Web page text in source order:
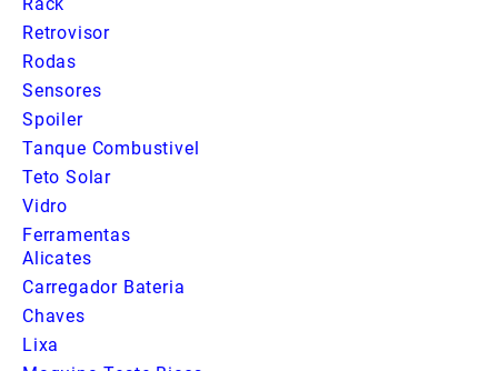
Rack
Retrovisor
Rodas
Sensores
Spoiler
Tanque Combustivel
Teto Solar
Vidro
Ferramentas
Alicates
Carregador Bateria
Chaves
Lixa